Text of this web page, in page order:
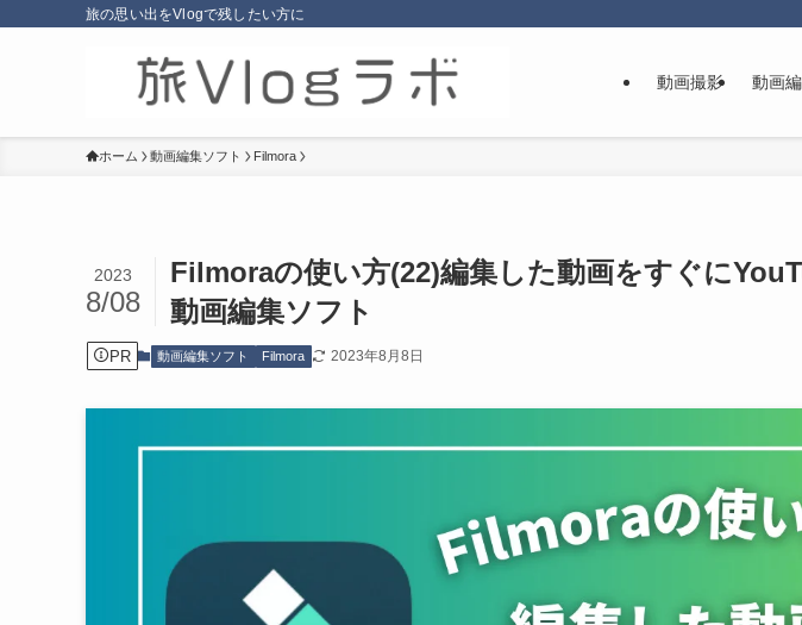
旅の思い出をVlogで残したい方に
動画撮影 動画
ホーム 動画編集ソフト Filmora
Filmoraの使い方(22)編集した動画をすぐに
動画編集ソフト
2023
8/08
PR 動画編集ソフト Filmora 2023年8月8日